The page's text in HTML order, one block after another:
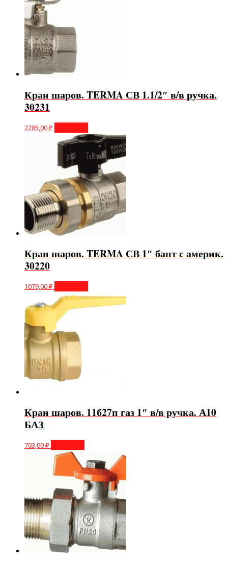
Кран шаров. TERMA СВ 1.1/2″ в/в ручка.
30231
2285,00₽
Кран шаров. TERMA СВ 1″ бант с америк.
30220
1079,00₽
Кран шаров. 11б27п газ 1″ в/в ручка. А10
БАЗ
703,00₽